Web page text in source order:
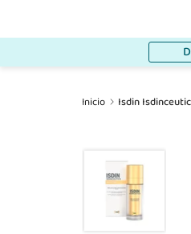
Inicio Isdin